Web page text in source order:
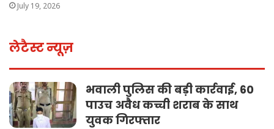
July 19, 2026
लेटैस्ट न्यूज़
भवाली पुलिस की बड़ी कार्रवाई, 60
पाउच अवैध कच्ची शराब के साथ
युवक गिरफ्तार